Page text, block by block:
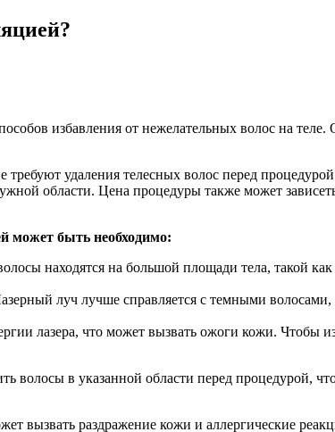
избавления от нежелательных волос на
удаления телесных волос перед
области. Цена процедуры также может
может быть необходимо:
находятся на большой площади тела, такой
луч лучше справляется с темными
лазера, что может вызвать ожоги кожи. Чтобы
волосы в указанной области перед процедурой,
вызвать раздражение кожи и аллергические